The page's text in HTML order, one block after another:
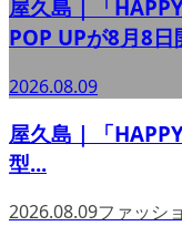
屋久島｜「
POP UPが8月8
2026.08.09
屋久島｜「
型...
2026.08.09ファッシ